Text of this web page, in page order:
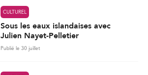
CULTUREL
Sous les eaux islandaises avec
Julien Nayet-Pelletier
Publié le 30 juillet